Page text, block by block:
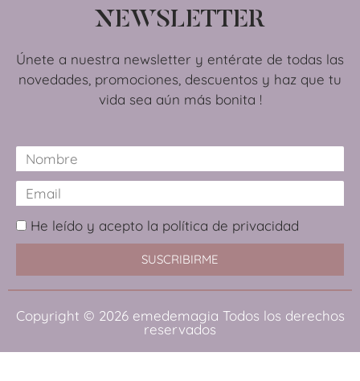
NEWSLETTER
Únete a nuestra newsletter y entérate de todas las
novedades, promociones, descuentos y haz que tu
vida sea aún más bonita !
He leído y acepto la política de privacidad
SUSCRIBIRME
Copyright © 2026 emedemagia Todos los derechos
reservados